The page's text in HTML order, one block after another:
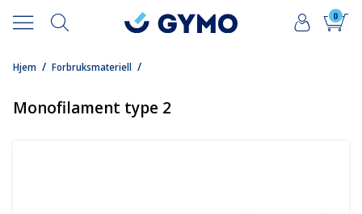
0
/
Hjem /
Forbruksmateriell
Monofilament type 2